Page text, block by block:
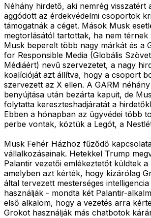
Néhány hirdető, aki nemrég visszatért
aggódott az érdekvédelmi csoportok
támogatnák a céget. Mások Musk
megtorlásától tartottak, ha nem térnek
Musk beperelt több nagy márkát és a
for Responsible Media (Globális
Médiáért) nevű szervezetet, a nagy
koalícióját azt állítva, hogy a csoport
szervezett az X ellen. A GARM
benyújtása után bezárta kapuit, de
folytatta kereszteshadjáratát a
Ebben a hónapban az ügyvédei több
perbe vontak, köztük a Legót, a
Musk Fehér Házhoz fűződő
vállalkozásainak. Hetekkel Trump
Palantir vezetői emlékeztetőt küldtek
amelyben azt kérték, hogy kizárólag
által tervezett mesterséges
használják - mondta két Palantir-
első alkalom, hogy a vezetés arra
Grokot használják más chatbotok